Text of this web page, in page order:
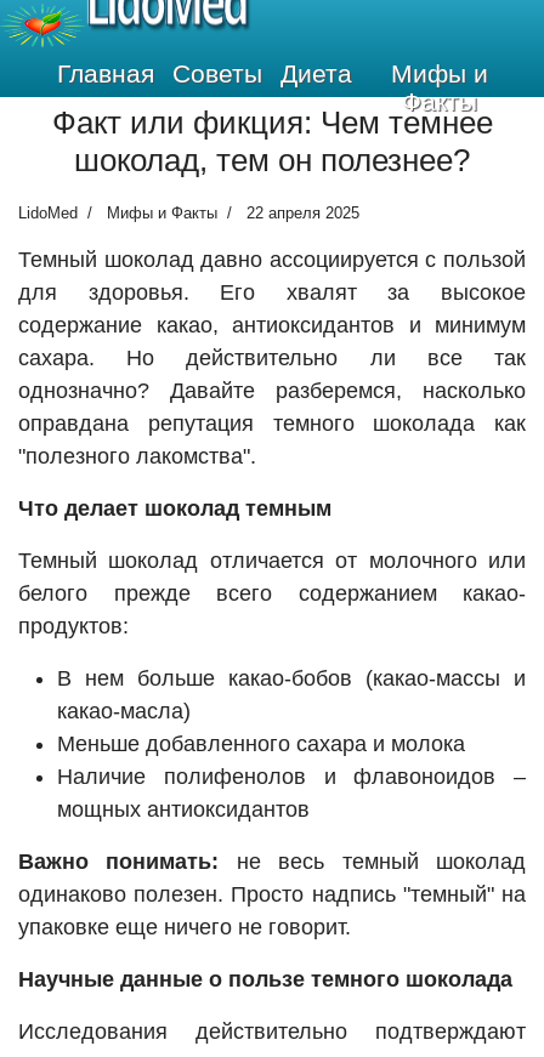
Главная Советы Диета
Мифы и
Факты
Факт или фикция: Чем темнее
шоколад, тем он полезнее?
LidoMed Мифы и Факты 22 апреля 2025
Темный шоколад давно ассоциируется с пользой
для здоровья. Его хвалят за высокое
содержание какао, антиоксидантов и минимум
сахара. Но действительно ли все так
однозначно? Давайте разберемся, насколько
оправдана репутация темного шоколада как
"полезного лакомства".
Что делает шоколад темным
Темный шоколад отличается от молочного или
белого прежде всего содержанием какао-
продуктов:
В нем больше какао-бобов (какао-массы и
какао-масла)
Меньше добавленного сахара и молока
Наличие полифенолов и флавоноидов –
мощных антиоксидантов
Важно понимать: не весь темный шоколад
одинаково полезен. Просто надпись "темный" на
упаковке еще ничего не говорит.
Научные данные о пользе темного шоколада
Исследования действительно подтверждают